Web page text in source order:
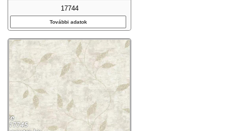
17744
További adatok